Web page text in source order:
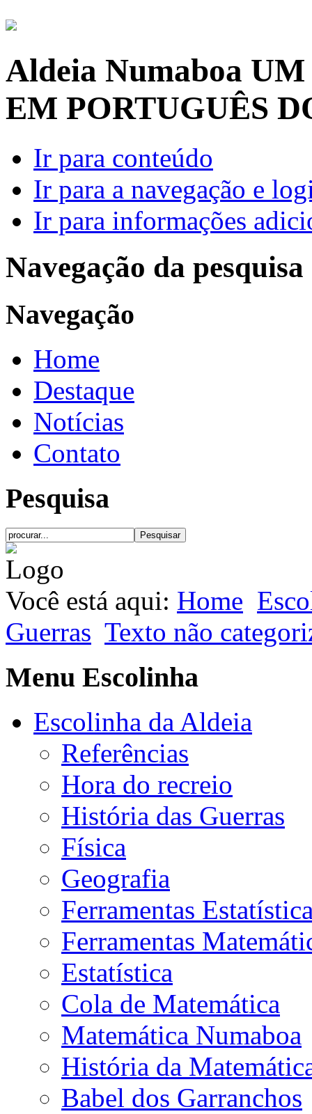
Aldeia Numaboa UM
EM PORTUGUÊS
Ir para conteúdo
Ir para a navegação e
Ir para informações
Navegação da pesquisa
Navegação
Home
Destaque
Notícias
Contato
Pesquisa
Você está aqui: Home
Guerras Texto não
Menu Escolinha
Escolinha da Aldeia
Referências
Hora do recreio
História das Guerras
Física
Geografia
Ferramentas
Ferramentas
Estatística
Cola de Matemática
Matemática Numaboa
História da
Babel dos Garranchos